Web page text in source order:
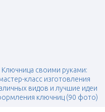
Ключница своими руками:
класс изготовления
видов и лучшие идеи
ключниц (90 фото)